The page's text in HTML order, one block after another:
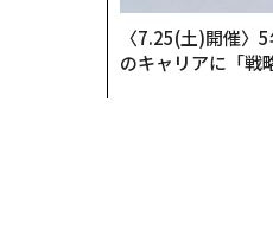
〈7.25(土)開催〉
のキャリアに「戦